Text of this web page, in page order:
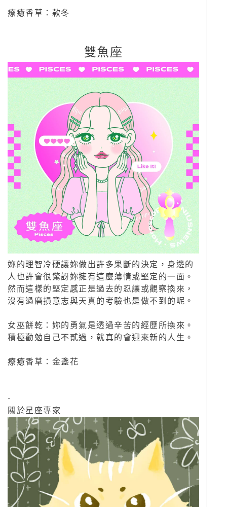
療癒香草：款冬
雙魚座
妳的理智冷硬讓妳做出許多果斷的決定，身邊的
人也許會很驚訝妳擁有這麼薄情或堅定的一面。
然而這樣的堅定感正是過去的忍讓或觀察換來，
沒有過磨損意志與天真的考驗也是做不到的呢。
女巫餅乾：妳的勇氣是透過辛苦的經歷所換來。
積極勸勉自己不貳過，就真的會迎來新的人生。
療癒香草：金盞花
-
關於星座專家